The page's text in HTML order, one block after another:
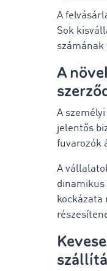
A
Sok
számának
A
A
jelentős
fuvarozók
A
dinamikus
kockázata